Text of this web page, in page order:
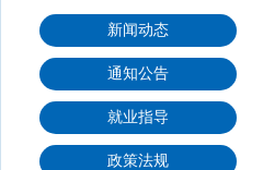
新闻动态
通知公告
就业指导
政策法规